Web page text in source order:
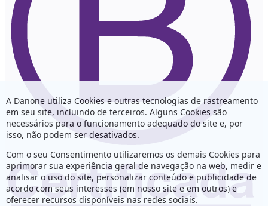
A Danone utiliza Cookies e outras tecnologias de rastreamento
em seu site, incluindo de terceiros. Alguns Cookies são
necessários para o funcionamento adequado do site e, por
isso, não podem ser desativados.
Com o seu Consentimento utilizaremos os demais Cookies para
aprimorar sua experiência geral de navegação na web, medir e
analisar o uso do site, personalizar conteúdo e publicidade de
acordo com seus interesses (em nosso site e em outros) e
oferecer recursos disponíveis nas redes sociais.